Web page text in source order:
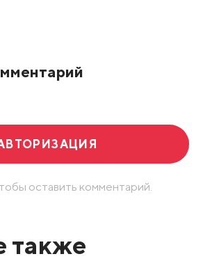
оставить комментарий.
также